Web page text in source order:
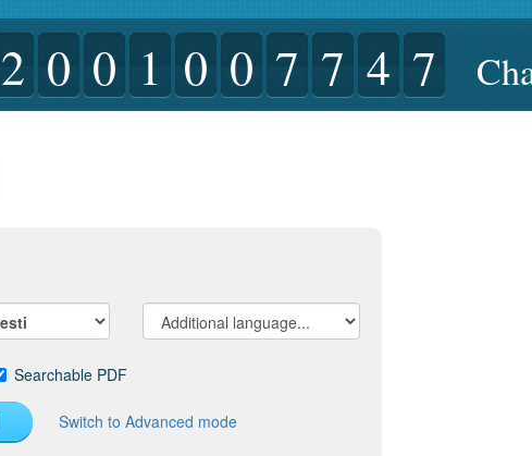
2 0 0 1 0 0 7 7 4 7
Searchable PDF
Switch to Advanced mode